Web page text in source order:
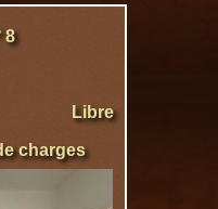
8
Libre
charges